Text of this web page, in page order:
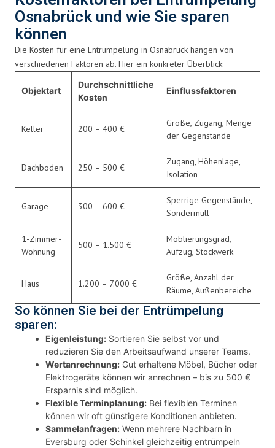
Osnabrück und wie Sie sparen
können
Die Kosten für eine Entrümpelung in Osnabrück hängen von
verschiedenen Faktoren ab. Hier ein konkreter Überblick:
Objektart
Durchschnittliche
Kosten
Einflussfaktoren
Keller 200 – 400 €
Größe, Zugang, Menge
der Gegenstände
Dachboden 250 – 500 €
Zugang, Höhenlage,
Isolation
Garage 300 – 600 €
Sperrige Gegenstände,
Sondermüll
1-Zimmer-
Wohnung
500 – 1.500 €
Möblierungsgrad,
Aufzug, Stockwerk
Haus 1.200 – 7.000 €
Größe, Anzahl der
Räume, Außenbereiche
So können Sie bei der Entrümpelung
sparen:
Eigenleistung: Sortieren Sie selbst vor und
reduzieren Sie den Arbeitsaufwand unserer Teams.
Wertanrechnung: Gut erhaltene Möbel, Bücher oder
Elektrogeräte können wir anrechnen – bis zu 500 €
Ersparnis sind möglich.
Flexible Terminplanung: Bei flexiblen Terminen
können wir oft günstigere Konditionen anbieten.
Sammelanfragen: Wenn mehrere Nachbarn in
Eversburg oder Schinkel gleichzeitig entrümpeln